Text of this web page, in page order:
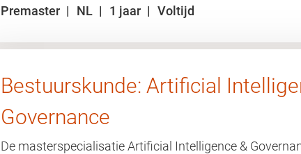
Premaster NL 1 jaar Voltijd
Bestuurskunde: Artificial
Governance
De masterspecialisatie Artificial Intelligence &